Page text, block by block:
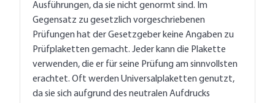
Ausführungen, da sie nicht genormt sind. Im
Gegensatz zu gesetzlich vorgeschriebenen
Prüfungen hat der Gesetzgeber keine Angaben zu
Prüfplaketten gemacht. Jeder kann die Plakette
verwenden, die er für seine Prüfung am sinnvollsten
erachtet. Oft werden Universalplaketten genutzt,
da sie sich aufgrund des neutralen Aufdrucks